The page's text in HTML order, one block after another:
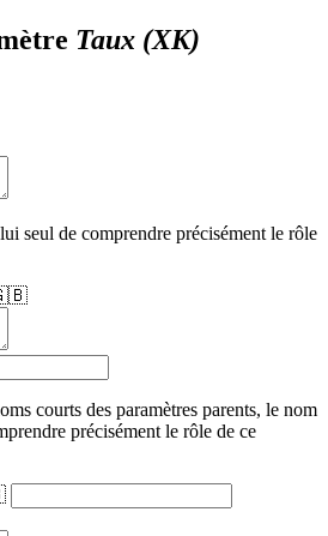
Taux (XK)
seul de comprendre précisément le rôle
🇬🇧
courts des paramètres parents, le nom
précisément le rôle de ce